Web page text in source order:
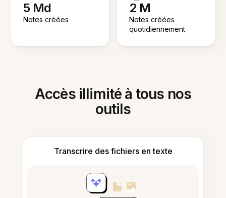
5 Md
Notes créées
2 M
Notes créées
quotidiennement
Accès illimité à tous nos
outils
Transcrire des fichiers en texte